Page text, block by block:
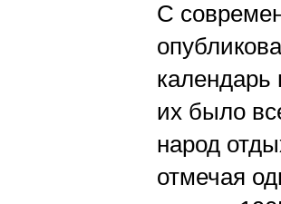
С
календарь
их было
народ
отмечая